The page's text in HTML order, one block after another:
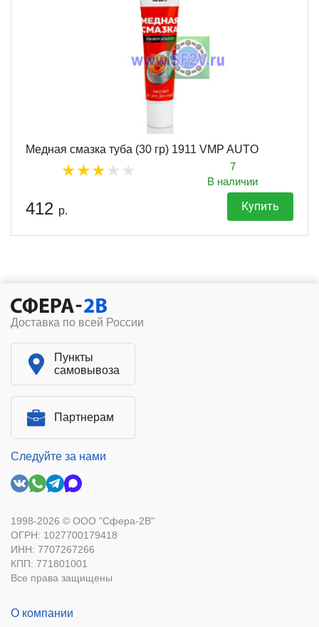
Медная смазка туба (30 гр) 1911 VMP AUTO
7
В наличии
412 р. Купить
Доставка по всей России
Пункты
самовывоза
Партнерам
Следуйте за нами
1998-2026 © ООО "Сфера-2В"
ОГРН: 1027700179418
ИНН: 7707267266
КПП: 771801001
Все права защищены
О компании